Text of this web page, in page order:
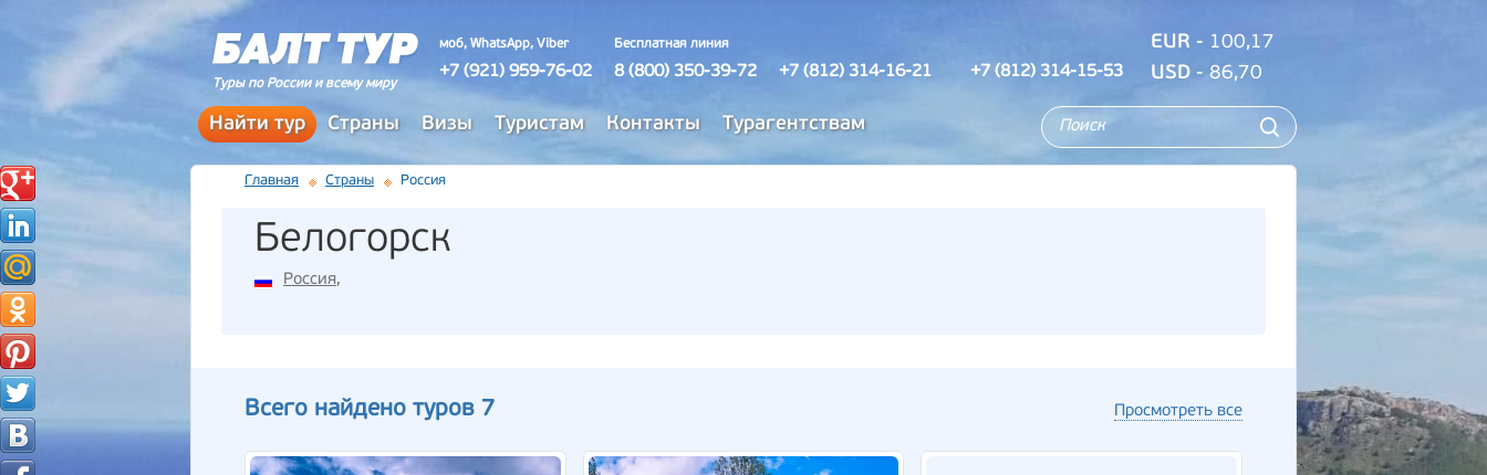
Туры по России и всему миру
моб, WhatsApp, Viber
+7 (921) 959-76-02
Бесплатная линия
8 (800) 350-39-72 +7 (812) 314-16-21 +7 (812) 314-15-53
EUR - 100,17
USD - 86,70
Найти тур Страны Визы Туристам Контакты Турагентствам
Главная Страны Россия
Белогорск
Россия,
Всего найдено туров 7 Просмотреть все